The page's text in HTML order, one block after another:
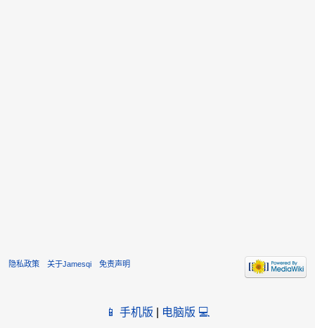
隐私政策 关于Jamesqi 免责声明
📱 手机版 电脑版 💻